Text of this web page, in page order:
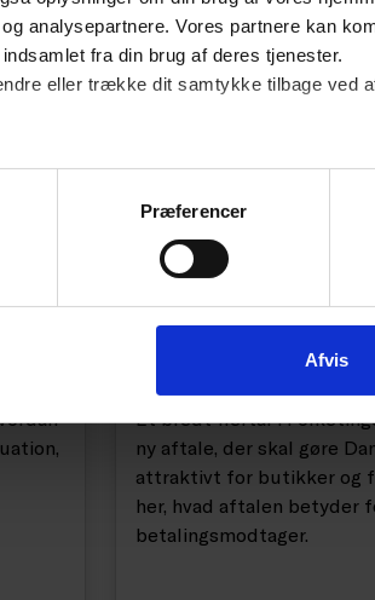
analysepartnere. Vores partnere kan
fra din brug af deres tjenester.
eller trække dit samtykke tilbage ved
Præferencer
Afvis
du
NYHED
Ny aftale om
Et bredt flertal i
ny aftale, der skal gøre
attraktivt for butikker og
her, hvad aftalen betyder
betalingsmodtager.